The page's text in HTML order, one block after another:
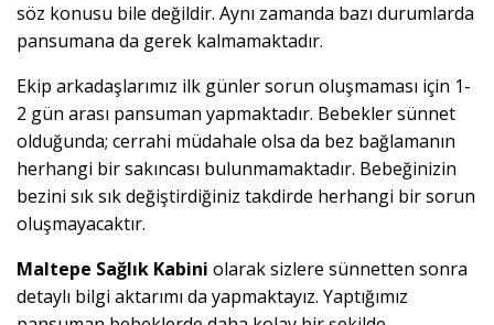
söz konusu bile değildir. Aynı zamanda bazı durumlarda
pansumana da gerek kalmamaktadır.
Ekip arkadaşlarımız ilk günler sorun oluşmaması için 1-
2 gün arası pansuman yapmaktadır. Bebekler sünnet
olduğunda; cerrahi müdahale olsa da bez bağlamanın
herhangi bir sakıncası bulunmamaktadır. Bebeğinizin
bezini sık sık değiştirdiğiniz takdirde herhangi bir sorun
oluşmayacaktır.
Maltepe Sağlık Kabini olarak sizlere sünnetten sonra
detaylı bilgi aktarımı da yapmaktayız. Yaptığımız